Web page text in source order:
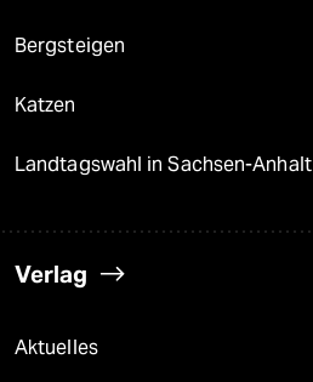
Bergsteigen
Katzen
Landtagswahl in Sachsen-Anhalt
Verlag
Aktuelles